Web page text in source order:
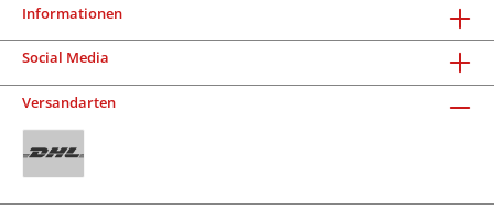
Informationen
Social Media
Versandarten